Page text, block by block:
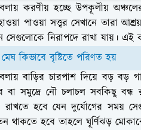
করণীয় হচ্ছে উপকূলীয়
পাওয়া সত্ত্বর সেখানে তারা
নিরাপদে রাখা যায়। এই
মেঘ কিভাবে বৃষ্টিতে পরিণত হয়
বাড়ির চারপাশ দিয়ে বড়
বা সমুদ্রে নৌ চলাচল সবকিছু বন্ধ
রাখতে হবে যেন দুর্যোগের
থাকতে হবে তাহলে ঘূর্ণিঝড়